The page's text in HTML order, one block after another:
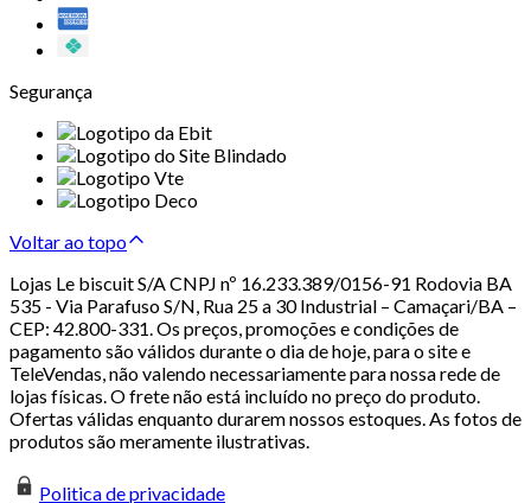
Segurança
Voltar ao topo
Lojas Le biscuit S/A CNPJ nº 16.233.389/0156-91 Rodovia BA
535 - Via Parafuso S/N, Rua 25 a 30 Industrial – Camaçari/BA –
CEP: 42.800-331. Os preços, promoções e condições de
pagamento são válidos durante o dia de hoje, para o site e
TeleVendas, não valendo necessariamente para nossa rede de
lojas físicas. O frete não está incluído no preço do produto.
Ofertas válidas enquanto durarem nossos estoques. As fotos de
produtos são meramente ilustrativas.
Politica de privacidade